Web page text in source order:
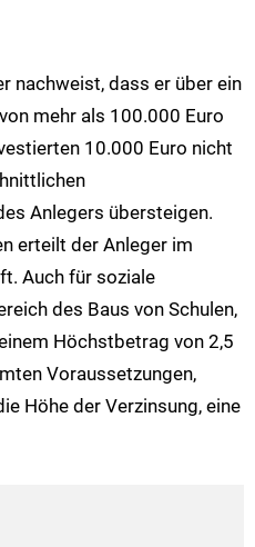
nachweist, dass er über ein
mehr als 100.000 Euro
10.000 Euro nicht
Anlegers übersteigen.
erteilt der Anleger im
Auch für soziale
des Baus von Schulen,
Höchstbetrag von 2,5
Voraussetzungen,
Höhe der Verzinsung, eine